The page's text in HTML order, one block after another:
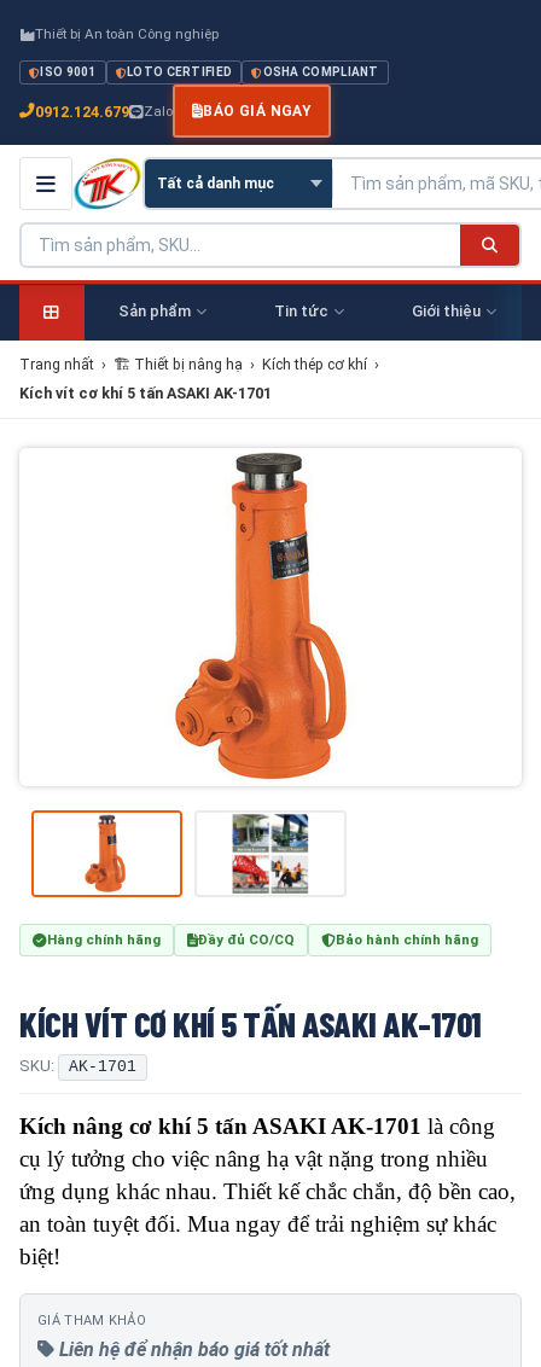
Thiết bị An toàn Công nghiệp
ISO 9001 LOTO CERTIFIED OSHA COMPLIANT
0912.124.679 Zalo BÁO GIÁ NGAY
Sản phẩm Tin tức Giới thiệu
Trang nhất › 🏗 Thiết bị nâng hạ › Kích thép cơ khí ›
Kích vít cơ khí 5 tấn ASAKI AK-1701
Hàng chính hãng Đầy đủ CO/CQ Bảo hành chính hãng
KÍCH VÍT CƠ KHÍ 5 TẤN ASAKI AK-1701
SKU: AK-1701
Kích nâng cơ khí 5 tấn ASAKI AK-1701 là công
cụ lý tưởng cho việc nâng hạ vật nặng trong nhiều
ứng dụng khác nhau. Thiết kế chắc chắn, độ bền cao,
an toàn tuyệt đối. Mua ngay để trải nghiệm sự khác
biệt!
GIÁ THAM KHẢO
Liên hệ để nhận báo giá tốt nhất